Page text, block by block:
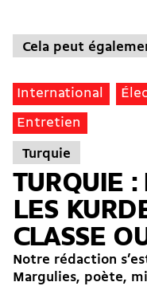
Cela peut
International
Entretien
Turquie
TURQUIE :
LES
CLASSE
Notre rédaction
Margulies, poète,